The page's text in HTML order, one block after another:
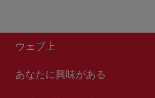
ウェブ上
あなたに興味がある